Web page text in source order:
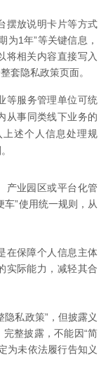
摆放说明卡片等方式
为1年”等关键信息，
将相关内容直接写入
套隐私政策页面。
等服务管理单位可统
从事同类线下业务的
述个人信息处理规
产业园区或平台化管
”使用统一规则，从
在保障个人信息主体
实际能力，减轻其合
私政策”，但披露义
整披露，不能因“简
为未依法履行告知义